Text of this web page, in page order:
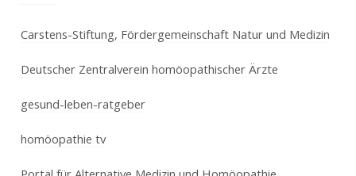
Carstens-Stiftung, Fördergemeinschaft Natur und Medizin
Deutscher Zentralverein homöopathischer Ärzte
gesund-leben-ratgeber
homöopathie tv